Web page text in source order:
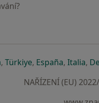
se otevře v nové záložce
, Türkiyese otevře v nové
, Españase
, Italiase
,
NAŘÍZENÍ (EU)